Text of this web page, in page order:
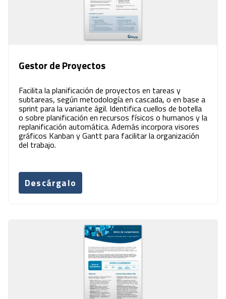
Gestor de Proyectos
Facilita la planificación de proyectos en tareas y
subtareas, según metodología en cascada, o en base a
sprint para la variante ágil. Identifica cuellos de botella
o sobre planificación en recursos físicos o humanos y la
replanificación automática. Además incorpora visores
gráficos Kanban y Gantt para facilitar la organización
del trabajo.
Descárgalo